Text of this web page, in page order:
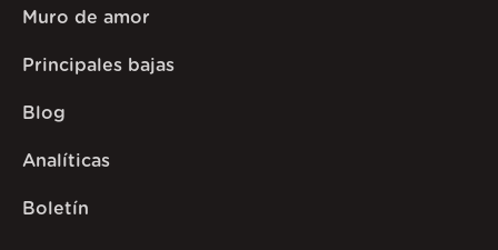
Muro de amor
Principales bajas
Blog
Analíticas
Boletín